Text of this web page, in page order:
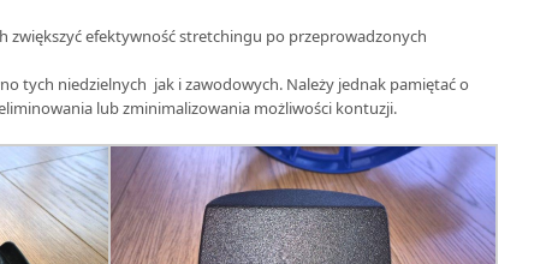
zwiększyć efektywność stretchingu po przeprowadzonych
tych niedzielnych jak i zawodowych. Należy jednak pamiętać o
lub zminimalizowania możliwości kontuzji.